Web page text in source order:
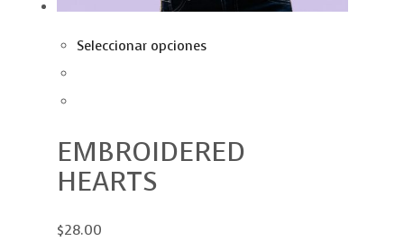
Seleccionar opciones
EMBROIDERED
HEARTS
$28.00